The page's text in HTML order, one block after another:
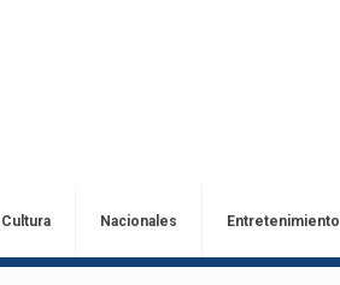
Cultura Nacionales Entretenimiento